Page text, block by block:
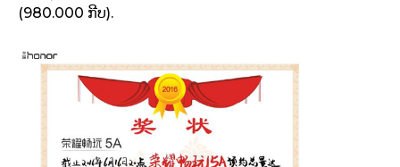
(980.000 ກີບ).